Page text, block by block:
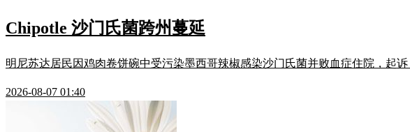
Chipotle 沙门氏菌跨州蔓延
明尼苏达居民因鸡肉卷饼碗中受污染墨西哥辣椒感染沙门氏菌并败血症住院，起诉
2026-08-07 01:40